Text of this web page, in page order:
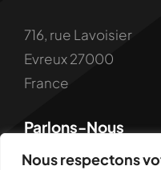
Nous respectons
716, rue Lavoisier
Evreux 27000
France
Parlons-Nous